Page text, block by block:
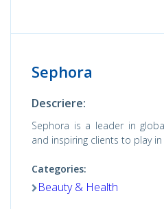
Sephora
Descriere:
Sephora is a leader in
and inspiring clients to play
Categories:
Beauty & Health